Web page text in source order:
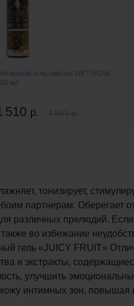
гель-смазка WET ROSE
мл
510 р. 1 961 р.
тонизирует,
партнерам. Оберегает
различных прелюдий. Если
во избежание
гель «JUICY FRUIT»
и экстракты,
улучшить
интимных зон, повышая